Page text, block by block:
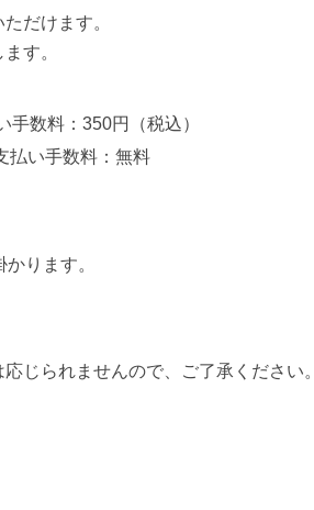
だけます。
す。
手数料：350円（税込）
払い手数料：無料
ります。
じられませんので、ご了承ください。